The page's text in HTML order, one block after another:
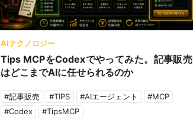
AIテクノロジー
Tips MCPをCodexでやってみた。記事販売
はどこまでAIに任せられるのか
#記事販売 #TIPS #AIエージェント
#MCP
#Codex
#TipsMCP